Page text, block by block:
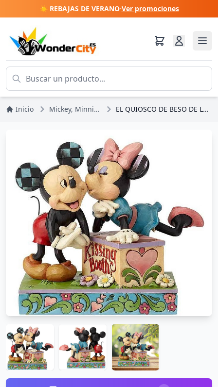
☀️ REBAJAS DE VERANO·Ver promociones
Inicio Mickey, Minnie, Pluto, Goofy EL QUIOSCO DE BESO DE LAS DISNEY TRADITIONS